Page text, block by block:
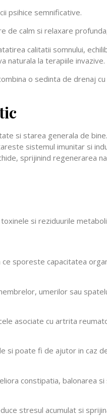
psihice semnificative.
de calm si relaxare
calitatii somnului,
naturala la terapiile invazive.
o sedinta de drenaj cu
si starea generala de
sistemul imunitar si
sprijinind regenerarea
si reziduurile
sporeste capacitatea
umerilor sau
asociate cu artrita
si poate fi de ajutor in caz
constipatia, balonarea
stresul acumulat si